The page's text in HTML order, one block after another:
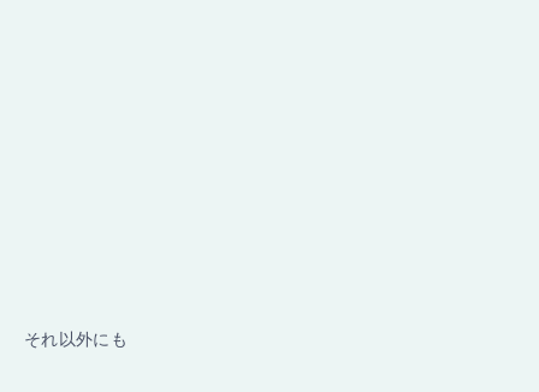
それ以外にも